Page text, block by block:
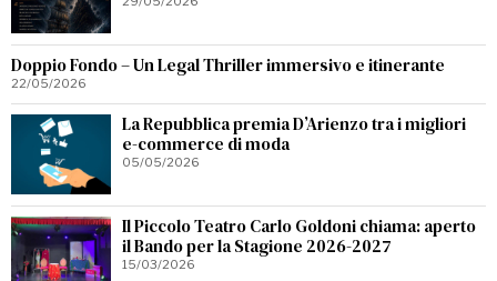
Doppio Fondo – Un Legal Thriller immersivo e itinerante
22/05/2026
La Repubblica premia D’Arienzo tra i migliori
e-commerce di moda
05/05/2026
Il Piccolo Teatro Carlo Goldoni chiama: aperto
il Bando per la Stagione 2026-2027
15/03/2026